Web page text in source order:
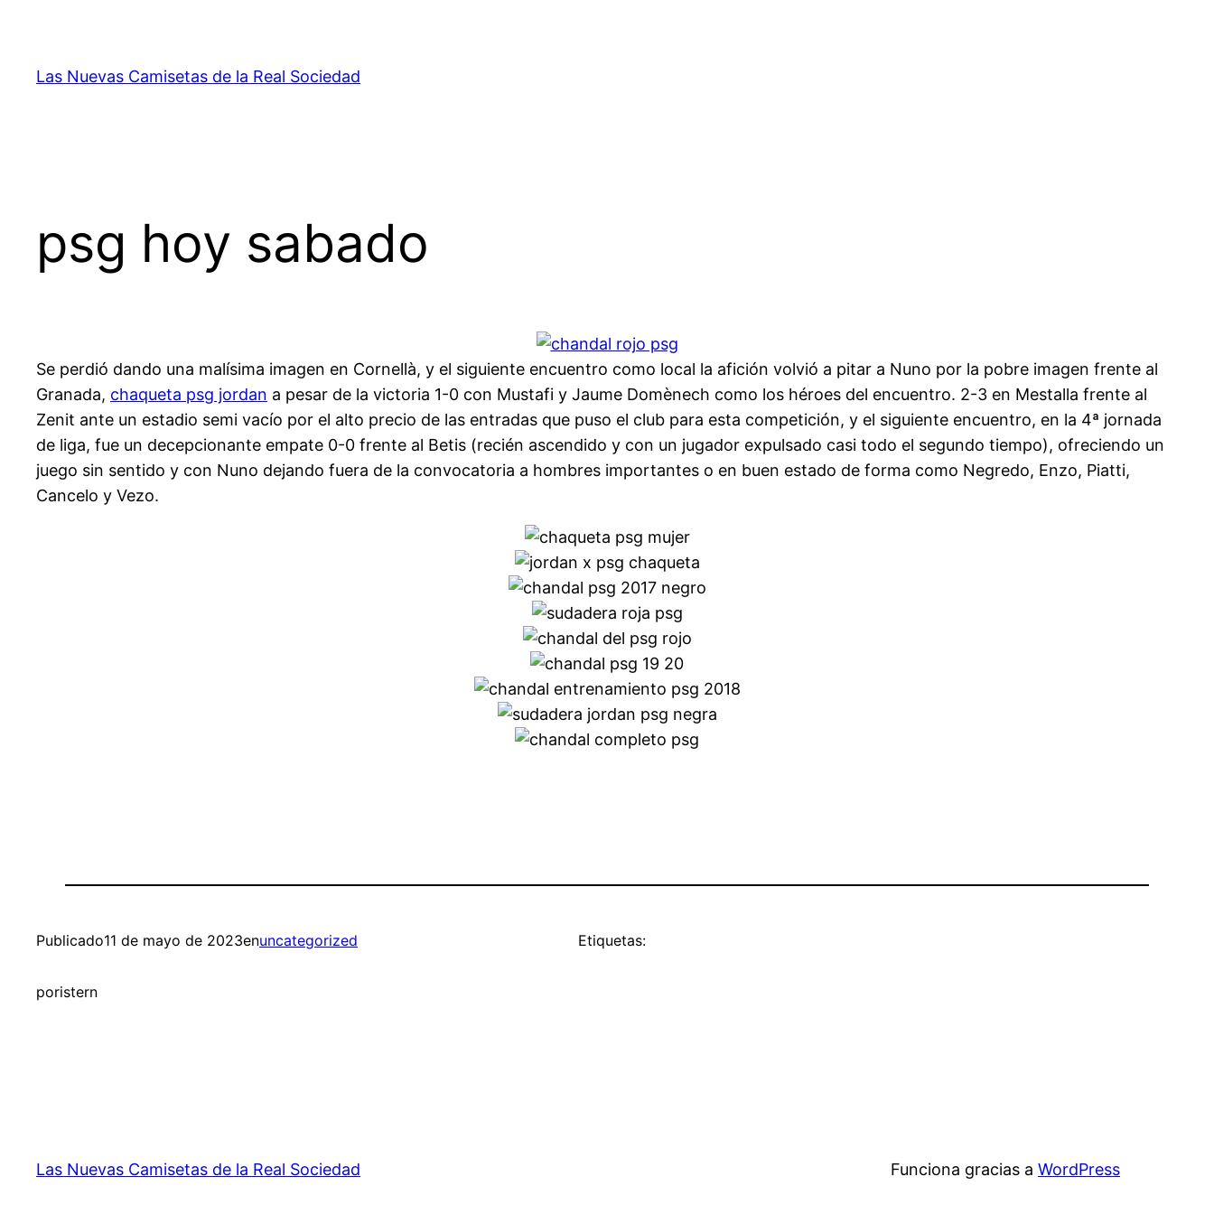
contenido
Las Nuevas Camisetas de la Real Sociedad
psg hoy sabado
Se perdió dando una malísima imagen en Cornellà, y el siguiente encuentro como local la afición volvió a pitar a Nuno por la pobre imagen frente al
Granada, chaqueta psg jordan a pesar de la victoria 1-0 con Mustafi y Jaume Domènech como los héroes del encuentro. 2-3 en Mestalla frente al
Zenit ante un estadio semi vacío por el alto precio de las entradas que puso el club para esta competición, y el siguiente encuentro, en la 4ª jornada
de liga, fue un decepcionante empate 0-0 frente al Betis (recién ascendido y con un jugador expulsado casi todo el segundo tiempo), ofreciendo un
juego sin sentido y con Nuno dejando fuera de la convocatoria a hombres importantes o en buen estado de forma como Negredo, Enzo, Piatti,
Cancelo y Vezo.
Publicado11 de mayo de 2023enuncategorized
poristern
Etiquetas:
Las Nuevas Camisetas de la Real Sociedad Funciona gracias a WordPress